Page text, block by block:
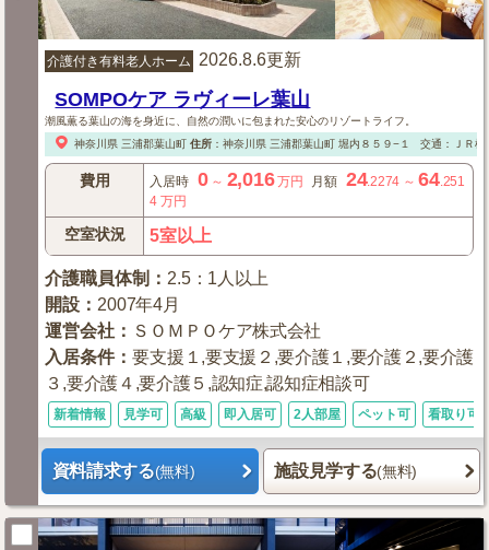
介護付き有料老人ホーム 2026.8.6更新
SOMPOケア ラヴィーレ葉山
潮風薫る葉山の海を身近に、自然の潤いに包まれた安心のリゾートライフ。
神奈川県 三浦郡葉山町 住所： 神奈川県 三浦郡葉山町堀内８５９−１ 交通：ＪＲ
費用 入居時 0～ 2,016万円 月額 24.2274 ～64.251
4 万円
空室状況 5室以上
介護職員体制 ： 2.5：1人以上
開設 ： 2007年4月
運営会社 ： ＳＯＭＰＯケア株式会社
入居条件：要支援１,要支援２,要介護１,要介護２,要介護
３,要介護４,要介護５,認知症,認知症相談可
新着情報 見学可 高級 即入居可 2人部屋 ペット可 看取り可
資料請求する(無料) 施設見学する(無料)